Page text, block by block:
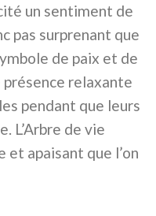
un sentiment de
pas surprenant que
de paix et de
relaxante
pendant que leurs
L’Arbre de vie
apaisant que l’on